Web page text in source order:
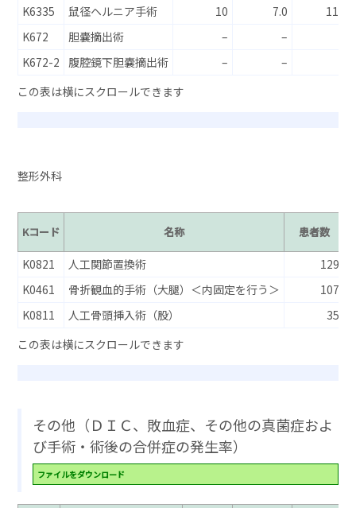
K6335 鼠径ヘルニア手術 10 7.0
11.7
K672
胆嚢摘出術 – –
K672-2
腹腔鏡下胆嚢摘出術 – –
整形外科
Kコード 名称 患者数
K0821 人工関節置換術
129
K0461
骨折観血的手術（大腿）＜内固定を行う＞
107
K0811
人工骨頭挿入術（股） 35
その他（ＤＩＣ、敗血症、その他の真菌症およ
び手術・術後の合併症の発生率）
ファイルをダウンロード